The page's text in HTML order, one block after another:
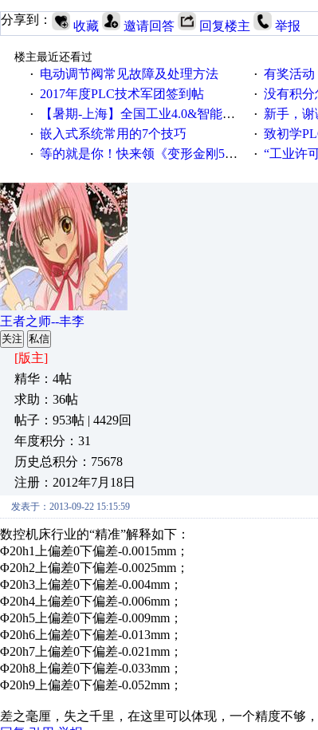
分享到： 收藏 邀请回答 回复楼主 举报
楼主最近还看过
·
电动调节阀常见故障及处理方法 · 有奖活动
· 2017年度PLC技术军团签到帖 · 没有积分
· 【暑期-上海】全国工业4.0&智能制造高级培训班通知！ · 新手，
· 嵌入式系统常用的7个技巧 · 致初学PLC
· 等的就是你！快来领《变形金刚5》观影券 · “工业许可证”新
王者之师--丰李
关注 私信
[版主]
精华：4帖
求助：36帖
帖子：953帖 | 4429回
年度积分：31
历史总积分：75678
注册：2012年7月18日
发表于：2013-09-22 15:15:59
数控机床行业的“精准”解释如下：
Φ20h1上偏差0下偏差-0.0015mm；
Φ20h2上偏差0下偏差-0.0025mm；
Φ20h3上偏差0下偏差-0.004mm；
Φ20h4上偏差0下偏差-0.006mm；
Φ20h5上偏差0下偏差-0.009mm；
Φ20h6上偏差0下偏差-0.013mm；
Φ20h7上偏差0下偏差-0.021mm；
Φ20h8上偏差0下偏差-0.033mm；
Φ20h9上偏差0下偏差-0.052mm；
差之毫厘，失之千里，在这里可以体现，一个精度不够